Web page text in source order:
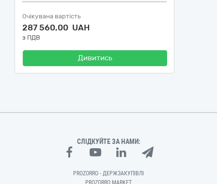
Очікувана вартість
287 560,00 UAH
з ПДВ
Дивитись
СЛІДКУЙТЕ ЗА НАМИ:
PROZORRO - ДЕРЖЗАКУПІВЛІ
PROZORRO MARKET